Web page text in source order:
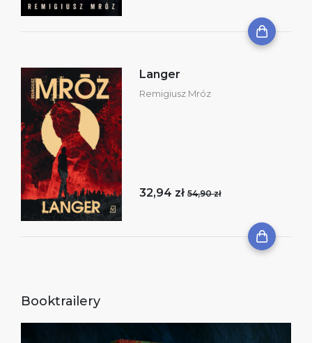
Langer
Remigiusz Mróz
32,94 zł 54,90 zł
Booktrailery